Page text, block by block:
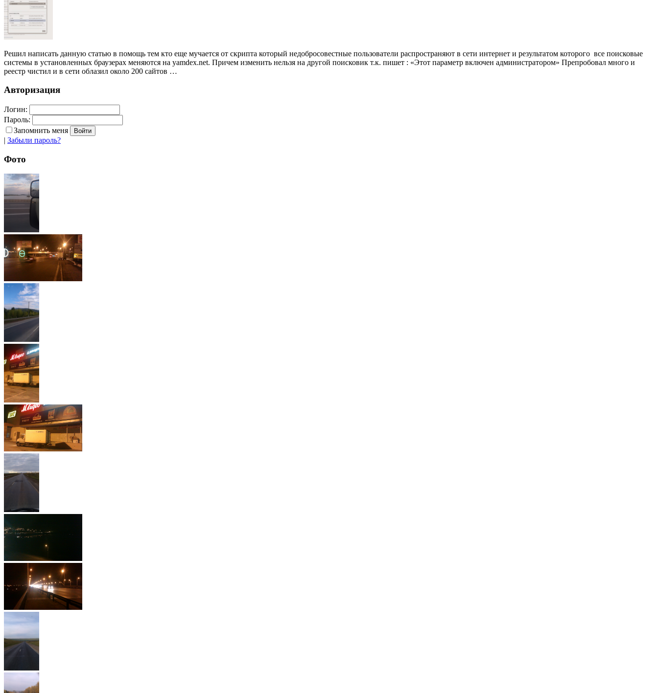
Решил написать данную статью в помощь тем кто еще мучается от скрипта который недобросовестные пользователи распространяют в сети интернет и результатом которого все поисковые
системы в установленных браузерах меняются на yamdex.net. Причем изменить нельзя на другой поисковик т.к. пишет : «Этот параметр включен администратором» Препробовал много и
реестр чистил и в сети облазил около 200 сайтов …
Авторизация
Логин:
Пароль:
Запомнить меня
| Забыли пароль?
Фото